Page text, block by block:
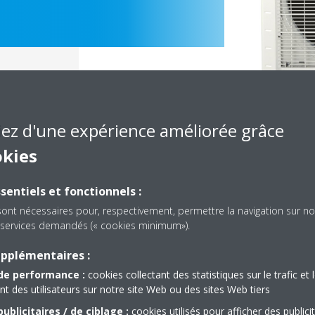
Documentation
nous n'avons pas trouvé de document dans cette
d'une expérience améliorée grâce
et fonctionnels :
nécessaires pour, respectivement, permettre la navigation sur
demandés (« cookies minimum»).
:
performance : cookies collectant des statistiques sur le trafic et
des utilisateurs sur notre site Web ou des sites Web tiers
/ de ciblage : cookies utilisés pour afficher des